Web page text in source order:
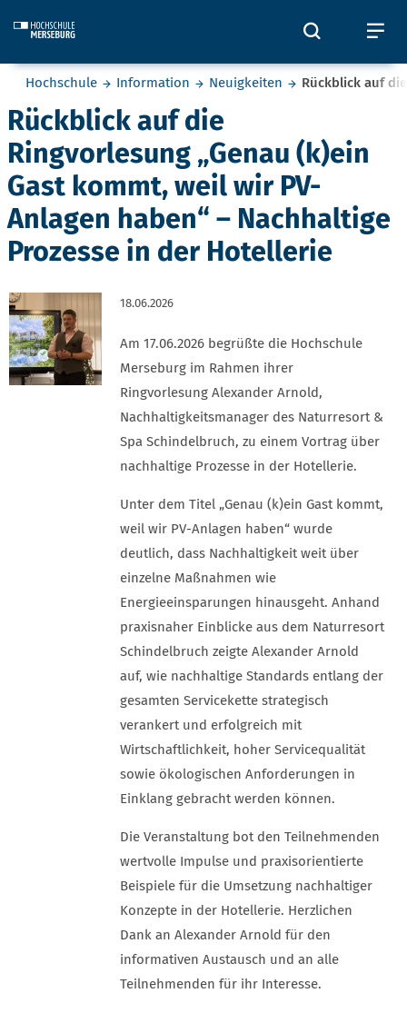
Öffnet
Sie befinden sich hier:
Hochschule Information Neuigkeiten Rückblick auf
Rückblick auf die
Ringvorlesung „Genau (k)ein
Gast kommt, weil wir PV-
Anlagen haben“ – Nachhaltige
Prozesse in der Hotellerie
18.06.2026
Am 17.06.2026 begrüßte die Hochschule
Merseburg im Rahmen ihrer
Ringvorlesung Alexander Arnold,
Nachhaltigkeitsmanager des Naturresort &
Spa Schindelbruch, zu einem Vortrag über
nachhaltige Prozesse in der Hotellerie.
Unter dem Titel „Genau (k)ein Gast kommt,
weil wir PV-Anlagen haben“ wurde
deutlich, dass Nachhaltigkeit weit über
einzelne Maßnahmen wie
Energieeinsparungen hinausgeht. Anhand
praxisnaher Einblicke aus dem Naturresort
Schindelbruch zeigte Alexander Arnold
auf, wie nachhaltige Standards entlang der
gesamten Servicekette strategisch
verankert und erfolgreich mit
Wirtschaftlichkeit, hoher Servicequalität
sowie ökologischen Anforderungen in
Einklang gebracht werden können.
Die Veranstaltung bot den Teilnehmenden
wertvolle Impulse und praxisorientierte
Beispiele für die Umsetzung nachhaltiger
Konzepte in der Hotellerie. Herzlichen
Dank an Alexander Arnold für den
informativen Austausch und an alle
Teilnehmenden für ihr Interesse.